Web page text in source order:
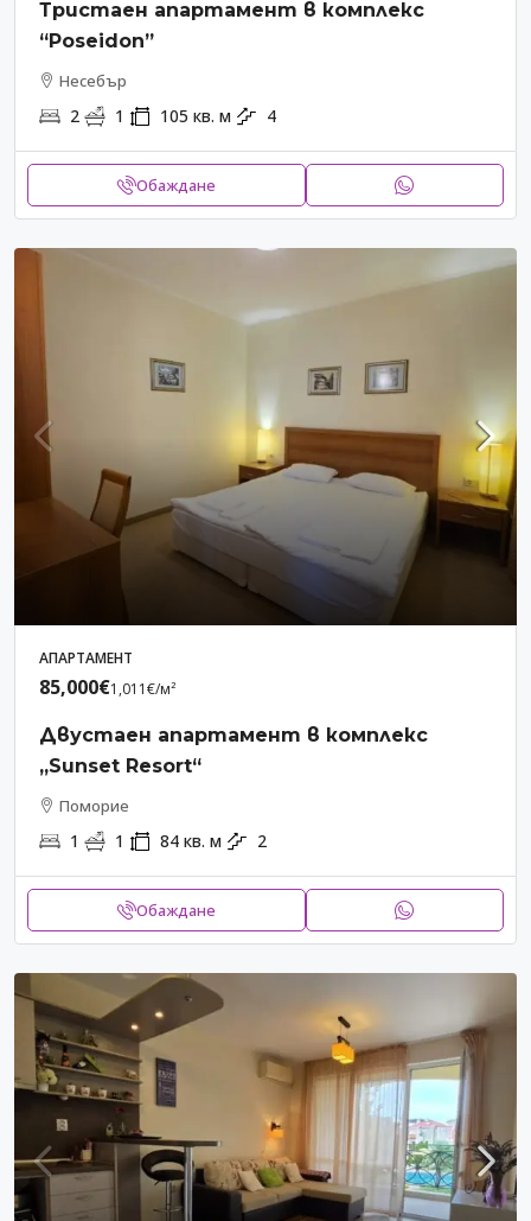
Тристаен апартамент в комплекс
“Poseidon”
Несебър
2 1 105 кв. м 4
Обаждане
АПАРТАМЕНТ
85,000€1,011€/м²
Двустаен апартамент в комплекс
„Sunset Resort“
Поморие
1 1 84 кв. м 2
Обаждане